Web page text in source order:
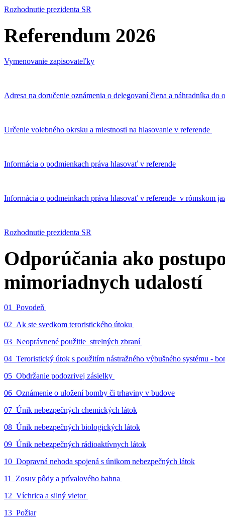
Rozhodnutie prezidenta SR
Referendum 2026
Vymenovanie zapisovateľky
Adresa na doručenie oznámenia o delegovaní člena a náhradníka
Určenie volebného okrsku a miestnosti na hlasovanie v referende
Informácia o podmienkach práva hlasovať v referende
Informácia o podmeinkach práva hlasovať v referende v rómskom
Rozhodnutie prezidenta SR
Odporúčania ako
mimoriadnych udalostí
01_Povodeň
02_Ak ste svedkom teroristického útoku
03_Neoprávnené použitie strelných zbraní
04_Teroristický útok s použitím nástražného výbušného systému -
05_Obdržanie podozrivej zásielky
06_Oznámenie o uložení bomby či trhaviny v budove
07_Únik nebezpečných chemických látok
08_Únik nebezpečných biologických látok
09_Únik nebezpečných rádioaktívnych látok
10_Dopravná nehoda spojená s únikom nebezpečných látok
11_Zosuv pôdy a prívalového bahna
12_Víchrica a silný vietor
13_Požiar